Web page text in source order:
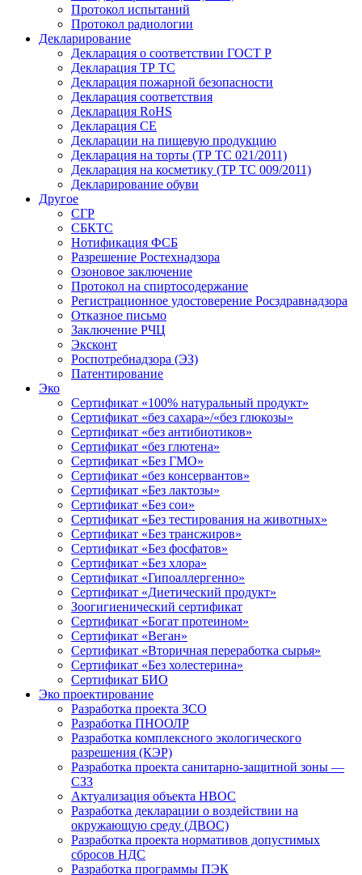
Протокол испытаний
Протокол радиологии
Декларирование
Декларация о соответствии ГОСТ Р
Декларация ТР ТС
Декларация пожарной безопасности
Декларация соответствия
Декларация RoHS
Декларация СЕ
Декларации на пищевую продукцию
Декларация на торты (ТР ТС 021/2011)
Декларация на косметику (ТР ТС 009/2011)
Декларирование обуви
Другое
СГР
СБКТС
Нотификация ФСБ
Разрешение Ростехнадзора
Озоновое заключение
Протокол на спиртосодержание
Регистрационное удостоверение Росздравнадзора
Отказное письмо
Заключение РЧЦ
Эксконт
Роспотребнадзора (ЭЗ)
Патентирование
Эко
Сертификат «100% натуральный продукт»
Сертификат «без сахара»/«без глюкозы»
Сертификат «без антибиотиков»
Сертификат «без глютена»
Сертификат «Без ГМО»
Сертификат «без консервантов»
Сертификат «Без лактозы»
Сертификат «Без сои»
Сертификат «Без тестирования на животных»
Сертификат «Без трансжиров»
Сертификат «Без фосфатов»
Сертификат «Без хлора»
Сертификат «Гипоаллергенно»
Сертификат «Диетический продукт»
Зоогигиенический сертификат
Сертификат «Богат протеином»
Сертификат «Веган»
Сертификат «Вторичная переработка сырья»
Сертификат «Без холестерина»
Сертификат БИО
Эко проектирование
Разработка проекта ЗСО
Разработка ПНООЛР
Разработка комплексного экологического
разрешения (КЭР)
Разработка проекта санитарно-защитной зоны —
СЗЗ
Актуализация объекта НВОС
Разработка декларации о воздействии на
окружающую среду (ДВОС)
Разработка проекта нормативов допустимых
сбросов НДС
Разработка программы ПЭК